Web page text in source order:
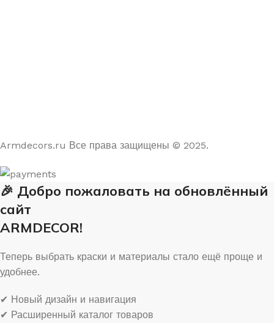
Armdecors.ru Все права защищены © 2025. ​
🎉 Добро пожаловать на обновлённый
сайт
ARMDECOR!
Теперь выбрать краски и материалы стало ещё проще и
удобнее.
✔ Новый дизайн и навигация
✔ Расширенный каталог товаров